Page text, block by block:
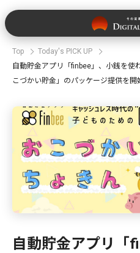
Top
Today's PICK UP
自動貯金アプリ「finbee」、小銭を使
こづかい貯金」のパッケージ提供を開
自動貯金アプリ「